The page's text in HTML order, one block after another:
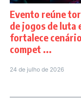
Evento reúne
de jogos de luta
fortalece cenário
compet ...
24 de julho de 2026